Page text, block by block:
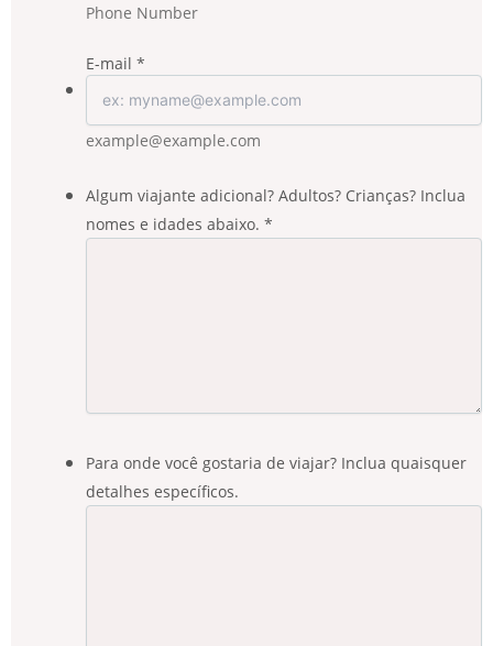
Phone Number
E-mail *
example@example.com
Algum viajante adicional? Adultos? Crianças? Inclua
nomes e idades abaixo. *
Para onde você gostaria de viajar? Inclua quaisquer
detalhes específicos.